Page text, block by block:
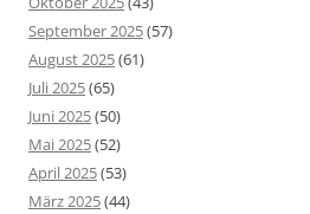
September 2025(57)
August 2025(61)
Juli 2025(65)
Juni 2025(50)
Mai 2025(52)
April 2025(53)
März 2025(44)